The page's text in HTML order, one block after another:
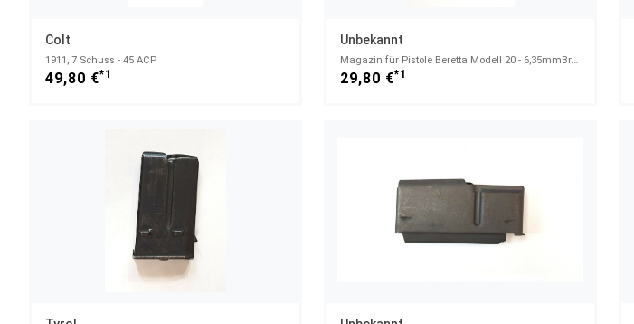
Colt
1911, 7 Schuss - 45 ACP
49,80 €*1
Unbekannt
Magazin für Pistole Beretta Modell 20 - 6,35mmBrowning - 8 Schuss
29,80 €*1